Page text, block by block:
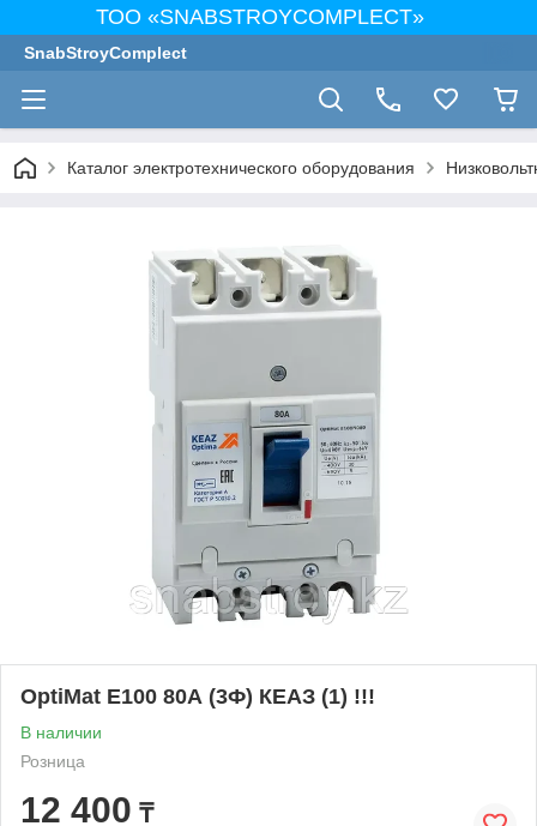
ТОО «SNABSTROYCOMPLECT»
SnabStroyComplect
Каталог электротехнического оборудования
OptiMat E100 80А (3Ф) КЕАЗ (1) !!!
В наличии
Розница
12 400 ₸